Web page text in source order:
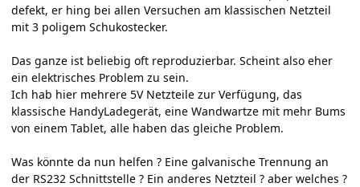
defekt, er hing bei allen Versuchen am klassischen Netzteil
mit 3 poligem Schukostecker.
Das ganze ist beliebig oft reproduzierbar. Scheint also eher
ein elektrisches Problem zu sein.
Ich hab hier mehrere 5V Netzteile zur Verfügung, das
klassische HandyLadegerät, eine Wandwartze mit mehr Bums
von einem Tablet, alle haben das gleiche Problem.
Was könnte da nun helfen ? Eine galvanische Trennung an
der RS232 Schnittstelle ? Ein anderes Netzteil ? aber welches ?